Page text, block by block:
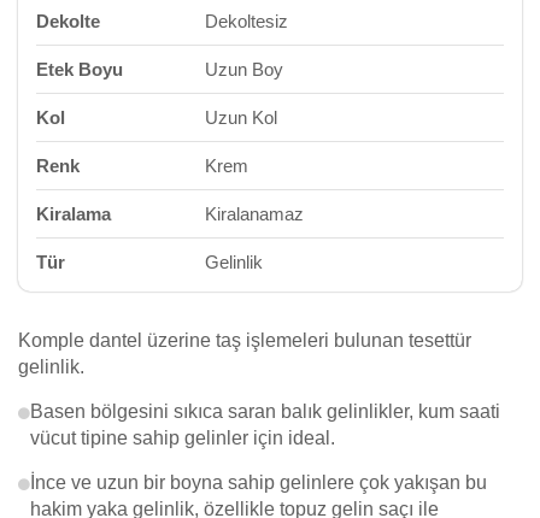
Dekolte Dekoltesiz
Etek Boyu Uzun Boy
Kol Uzun Kol
Renk Krem
Kiralama Kiralanamaz
Tür Gelinlik
Komple dantel üzerine taş işlemeleri bulunan tesettür
gelinlik.
Basen bölgesini sıkıca saran balık gelinlikler, kum saati
vücut tipine sahip gelinler için ideal.
İnce ve uzun bir boyna sahip gelinlere çok yakışan bu
hakim yaka gelinlik, özellikle topuz gelin saçı ile